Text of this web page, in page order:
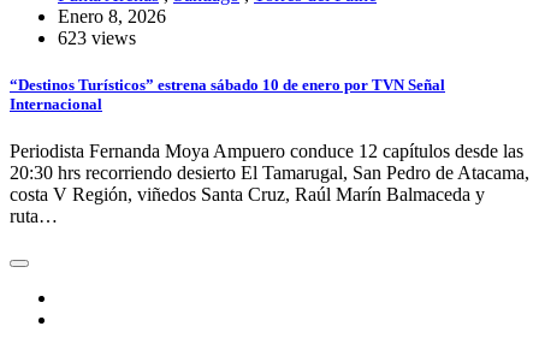
Enero 8, 2026
623 views
“Destinos Turísticos” estrena sábado 10 de enero por TVN Señal
Internacional
Periodista Fernanda Moya Ampuero conduce 12 capítulos desde las
20:30 hrs recorriendo desierto El Tamarugal, San Pedro de Atacama,
costa V Región, viñedos Santa Cruz, Raúl Marín Balmaceda y
ruta…